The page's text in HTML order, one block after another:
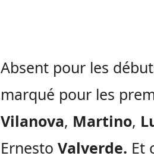
Absent pour les
marqué pour les
Vilanova, Martino,
Ernesto Valverde. Et